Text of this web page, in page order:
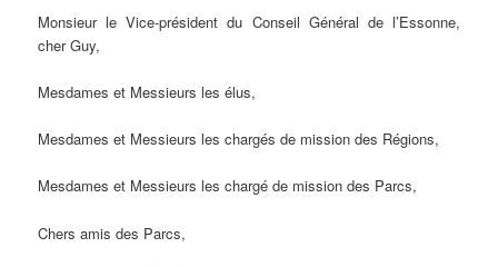
Monsieur le Vice-président du Conseil Général de l’Essonne,
cher Guy,
Mesdames et Messieurs les élus,
Mesdames et Messieurs les chargés de mission des Régions,
Mesdames et Messieurs les chargé de mission des Parcs,
Chers amis des Parcs,